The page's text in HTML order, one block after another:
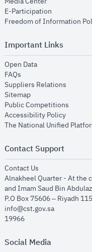
E-Participation
Freedom of Information
Important Links
Open Dataopens in new
FAQs
Suppliers Relations
Sitemapopens in new
Public Competitions
Accessibility Policyopens
The National Unified
Contact Support
Contact Us
Alnakheel Quarter - At the
and Imam Saud Bin
P.O Box 75606 – Riyadh
info@cst.gov.sa
19966
Social Media